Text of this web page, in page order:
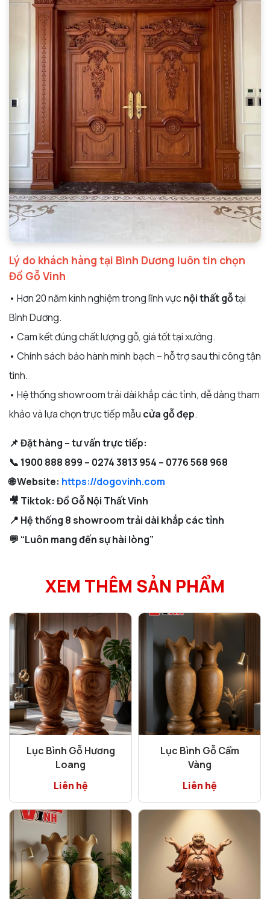
Lý do khách hàng tại Bình Dương luôn tin chọn
Đồ Gỗ Vinh
• Hơn 20 năm kinh nghiệm trong lĩnh vựcnội thất gỗtại
Bình Dương.
• Cam kết đúng chất lượng gỗ, giá tốt tại xưởng.
• Chính sách bảo hành minh bạch – hỗ trợ sau thi công tận
tình.
• Hệ thống showroom trải dài khắp các tỉnh, dễ dàng tham
khảo và lựa chọn trực tiếp mẫu cửa gỗ đẹp.
📌 Đặt hàng – tư vấn trực tiếp:
📞 1900 888 899 – 0274 3813 954 – 0776 568 968
🌐 Website: https://dogovinh.com
🎥 Tiktok: Đồ Gỗ Nội Thất Vinh
📍 Hệ thống 8 showroom trải dài khắp các tỉnh
💬 “Luôn mang đến sự hài lòng”
XEM THÊM SẢN PHẨM
Lục Bình Gỗ Hương
Loang
Liên hệ
Lục Bình Gỗ Cẩm
Vàng
Liên hệ